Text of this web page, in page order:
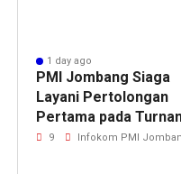
1 day ago
PMI Jombang Siaga
Layani Pertolongan
Pertama pada
Bola Voli OPD Setkab
9 Infokom PMI